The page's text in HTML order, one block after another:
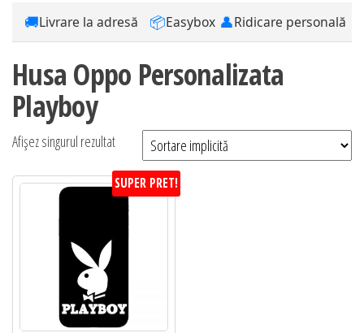
🚚Livrare la adresă 📦Easybox 👤Ridicare personală
Husa Oppo Personalizata
Playboy
Afișez singurul rezultat
SUPER PRET!